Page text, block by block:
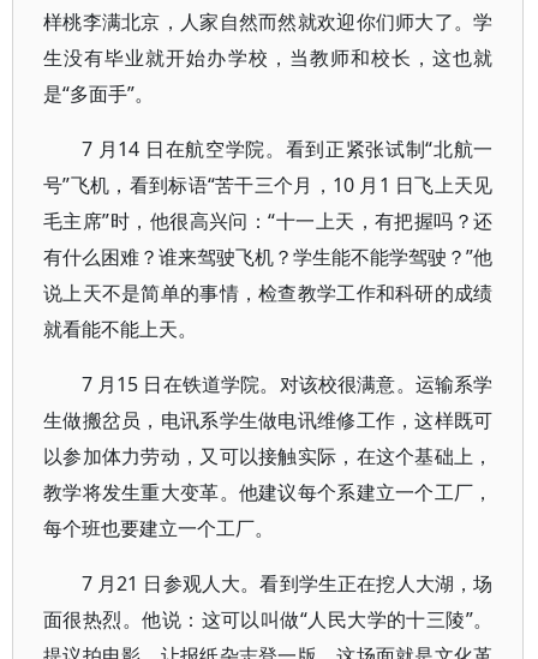
样桃李满北京，人家自然而然就欢迎你们师大了。学
生没有毕业就开始办学校，当教师和校长，这也就
是“多面手”。
7 月14 日在航空学院。看到正紧张试制“北航一
号”飞机，看到标语“苦干三个月，10 月1 日飞上天见
毛主席”时，他很高兴问：“十一上天，有把握吗？还
有什么困难？谁来驾驶飞机？学生能不能学驾驶？”他
说上天不是简单的事情，检查教学工作和科研的成绩
就看能不能上天。
7 月15 日在铁道学院。对该校很满意。运输系学
生做搬岔员，电讯系学生做电讯维修工作，这样既可
以参加体力劳动，又可以接触实际，在这个基础上，
教学将发生重大变革。他建议每个系建立一个工厂，
每个班也要建立一个工厂。
7 月21 日参观人大。看到学生正在挖人大湖，场
面很热烈。他说：这可以叫做“人民大学的十三陵”。